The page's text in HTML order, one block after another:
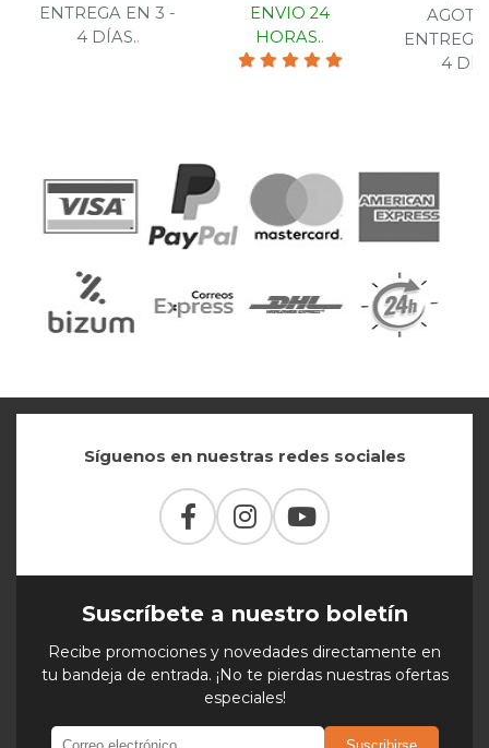
ENTREGA EN 3 -
4 DÍAS..
ENVIO 24
HORAS..
4
Síguenos en nuestras redes sociales
Suscríbete a nuestro boletín
Recibe promociones y novedades directamente en
tu bandeja de entrada. ¡No te pierdas nuestras ofertas
especiales!